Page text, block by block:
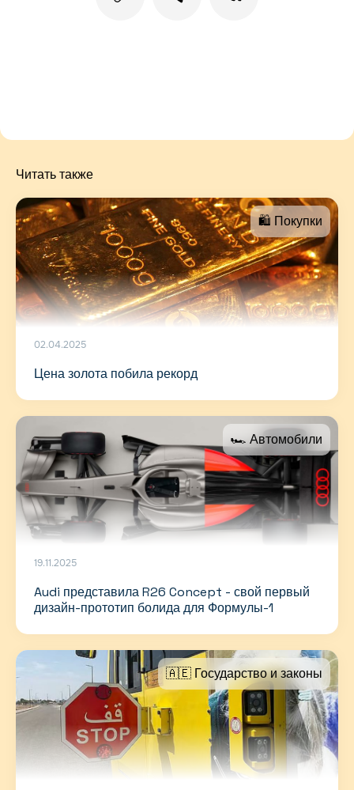
Читать также
🛍 Покупки
02.04.2025
Цена золота побила рекорд
🏎 Автомобили
19.11.2025
Audi представила R26 Concept - свой первый
дизайн-прототип болида для Формулы-1
🇦🇪 Государство и законы